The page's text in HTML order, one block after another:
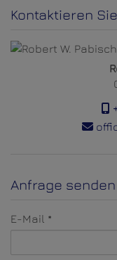
Kontaktieren
Anfrage senden
E-Mail